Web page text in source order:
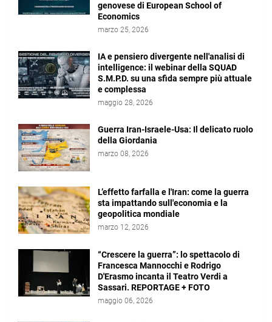
genovese di European School of
Economics
marzo 25, 2026
IA e pensiero divergente nell'analisi di
intelligence: il webinar della SQUAD
S.M.P.D. su una sfida sempre più attuale
e complessa
maggio 28, 2026
Guerra Iran-Israele-Usa: Il delicato ruolo
della Giordania
marzo 08, 2026
L’effetto farfalla e l'Iran: come la guerra
sta impattando sull'economia e la
geopolitica mondiale
marzo 12, 2026
“Crescere la guerra”: lo spettacolo di
Francesca Mannocchi e Rodrigo
D'Erasmo incanta il Teatro Verdi a
Sassari. REPORTAGE + FOTO
maggio 06, 2026